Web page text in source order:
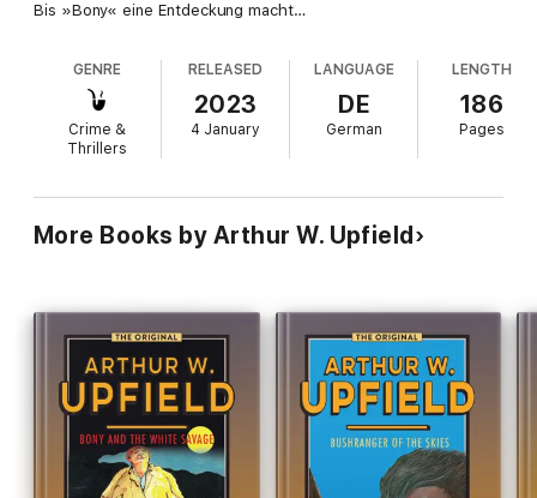
Bis »Bony« eine Entdeckung macht…
GENRE
Crime &
Thrillers
RELEASED
2023
4 January
LANGUAGE
DE
German
LENGTH
186
Pages
More Books by Arthur W. Upfield